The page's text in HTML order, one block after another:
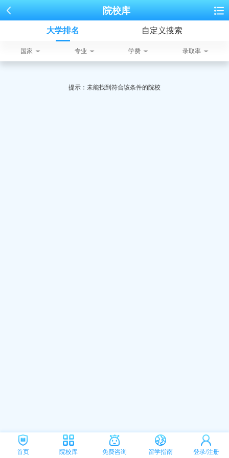
院校库
大学排名 自定义搜索
国家 专业 学费 录取率
提示：未能找到符合该条件的院校
首页 院校库 免费咨询 留学指南 登录/注册